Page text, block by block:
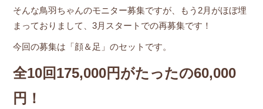
そんな鳥羽ちゃんのモニター募集ですが、もう2月がほぼ埋
まっておりまして、3月スタートでの再募集です！
今回の募集は「顔＆足」のセットです。
全10回175,000円がたったの60,000
円！